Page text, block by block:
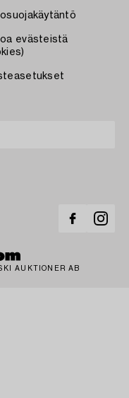
evästeistä
AUKTIONER AB